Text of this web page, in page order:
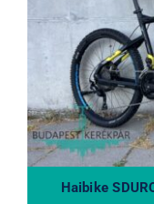
Haibike
Haibike